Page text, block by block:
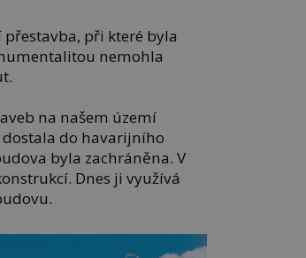
při které byla
nemohla
na našem území
do havarijního
byla zachráněna. V
Dnes ji využívá